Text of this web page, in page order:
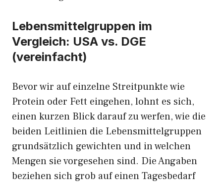
Lebensmittelgruppen im
Vergleich: USA vs. DGE
(vereinfacht)
Bevor wir auf einzelne Streitpunkte wie
Protein oder Fett eingehen, lohnt es sich,
einen kurzen Blick darauf zu werfen, wie die
beiden Leitlinien die Lebensmittelgruppen
grundsätzlich gewichten und in welchen
Mengen sie vorgesehen sind. Die Angaben
beziehen sich grob auf einen Tagesbedarf